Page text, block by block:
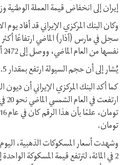
إيران إلى انخفاض قيمة العملة الوطنية
وكان البنك المركزي الإيراني قد أفاد
نفسها من العام الماضي، ووصل إلى 2472 ألف مليار تومان.
يُشار إلى أن حجم السيولة ارتفع بمقدار 2.5 ضعف مقارنة بعام 2016.
كما أكد البنك المركزي الإيراني أن
تومان.
وشهدت أسعار المسكوكات الذهبية،